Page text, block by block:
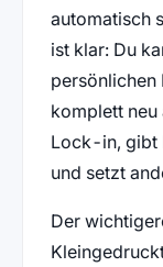
automatisch
ist klar: Du
persönlichen
komplett neu
Lock-in, gibt
und setzt
Der